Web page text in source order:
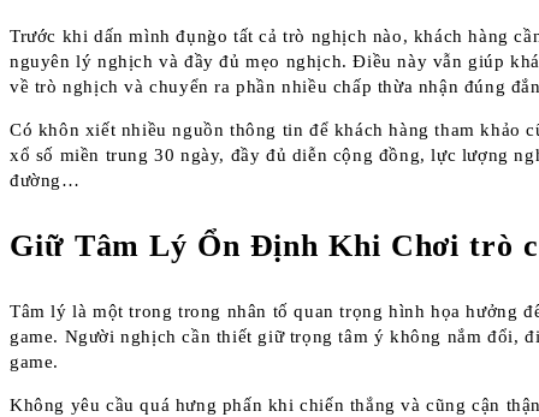
Trước khi dấn mình đụng̀o tất cả trò nghịch nào, khách hàng
nguyên lý nghịch và đầy đủ mẹo nghịch. Điều này vẫn giúp
về trò nghịch và chuyển ra phần nhiều chấp thừa nhận đúng
Có khôn xiết nhiều nguồn thông tin để khách hàng tham khảo
xổ số miền trung 30 ngày, đầy đủ diễn cộng đồng, lực lượng
đường…
Giữ Tâm Lý Ổn Định Khi Chơi trò
Tâm lý là một trong trong nhân tố quan trọng hình họa hưởng
game. Người nghịch cần thiết giữ trọng tâm ý không nắm đổi,
game.
Không yêu cầu quá hưng phấn khi chiến thắng và cũng cận